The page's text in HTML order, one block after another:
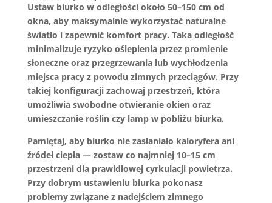
Ustaw biurko w odległości około 50–150 cm od
okna, aby maksymalnie wykorzystać naturalne
światło i zapewnić komfort pracy. Taka odległość
minimalizuje ryzyko oślepienia przez promienie
słoneczne oraz przegrzewania lub wychłodzenia
miejsca pracy z powodu zimnych przeciągów. Przy
takiej konfiguracji zachowaj przestrzeń, która
umożliwia swobodne otwieranie okien oraz
umieszczanie roślin czy lamp w pobliżu biurka.
Pamiętaj, aby biurko nie zasłaniało kaloryfera ani
źródeł ciepła — zostaw co najmniej 10–15 cm
przestrzeni dla prawidłowej cyrkulacji powietrza.
Przy dobrym ustawieniu biurka pokonasz
problemy związane z nadejściem zimnego